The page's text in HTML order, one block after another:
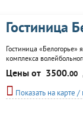
Гостиница
Гостиница «Белогорье»
комплекса
услугам гостей
лечебными свойствами.
Цены от 3500.00
Показать на карте